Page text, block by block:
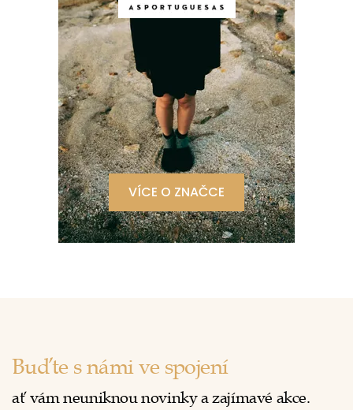
VÍCE O ZNAČCE
Buďte s námi ve spojení
ať vám neuniknou novinky a zajímavé akce.